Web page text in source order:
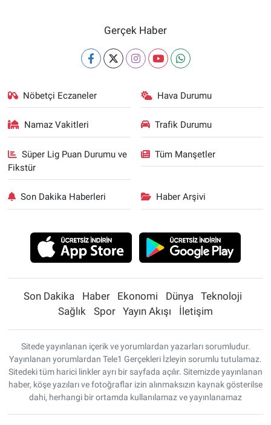
Gerçek Haber
Nöbetçi Eczaneler Hava Durumu
Namaz Vakitleri Trafik Durumu
Süper Lig Puan Durumu ve
Fikstür
Tüm Manşetler
Son Dakika Haberleri Haber Arşivi
Son Dakika Haber Ekonomi Dünya
Teknoloji
Sağlık
Spor Yayın Akışı İletişim
Sitede yayınlanan içerik ve yorumlardan yazarları sorumludur.
Yayınlanan yorumlardan Tele1 Gerçekleri İzleyin sorumlu tutulamaz.
Sitedeki tüm harici linkler ayrı bir sayfada açılır. Sitemizde yayınlanan
haber, köşe yazıları ve fotoğraflar izin alınmaksızın kaynak gösterilse
dahi, herhangi bir ortamda kullanılamaz ve yayınlanamaz